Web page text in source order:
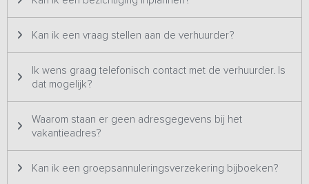
Kan ik een vraag stellen aan de verhuurder?
Ik wens graag telefonisch contact met de verhuurder. Is
dat mogelijk?
Waarom staan er geen adresgegevens bij het
vakantieadres?
Kan ik een groepsannuleringsverzekering bijboeken?